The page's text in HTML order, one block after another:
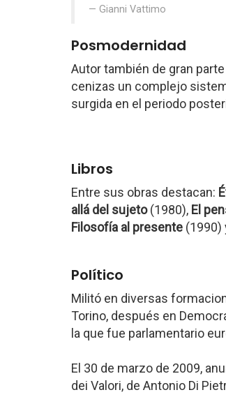
Gianni Vattimo
Posmodernidad
Autor también de gran
cenizas un complejo
surgida en el periodo
Libros
Entre sus obras destacan:
allá del sujeto(1980), El
Filosofía al presente (1990)
Político
Militó en diversas
Torino, después en
la que fue parlamentario
El 30 de marzo de 2009,
dei Valori, de Antonio Di